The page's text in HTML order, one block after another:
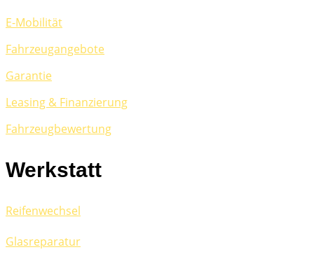
E-Mobilität
Fahrzeugangebote
Garantie
Leasing & Finanzierung
Fahrzeugbewertung
Werkstatt
Reifenwechsel
Glasreparatur